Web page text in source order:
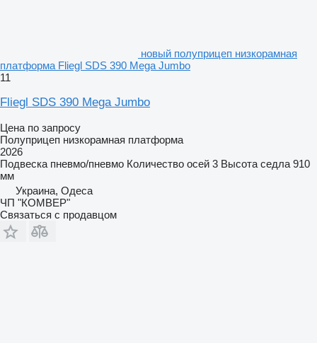
новый полуприцеп низкорамная
платформа Fliegl SDS 390 Mega Jumbo
11
Fliegl SDS 390 Mega Jumbo
Цена по запросу
Полуприцеп низкорамная платформа
2026
Подвеска пневмо/пневмо Количество осей 3 Высота седла 910
мм
Украина, Одеса
ЧП "КОМВЕР"
Связаться с продавцом